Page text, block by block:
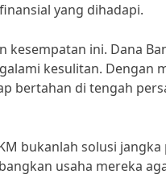
yang dihadapi.
ini. Dana
kesulitan. Dengan
bertahan di tengah
bukanlah solusi
usaha mereka